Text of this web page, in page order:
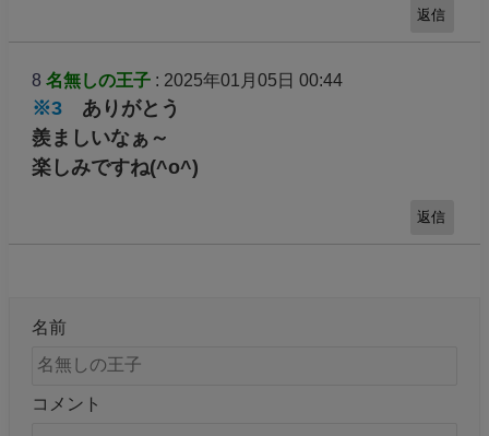
返信
8 名無しの王子: 2025年01月05日 00:44
※3ありがとう
羨ましいなぁ～
楽しみですね(^o^)
返信
名前
コメント